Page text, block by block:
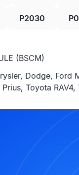
P2030
(BSCM)
Dodge, Ford
Toyota